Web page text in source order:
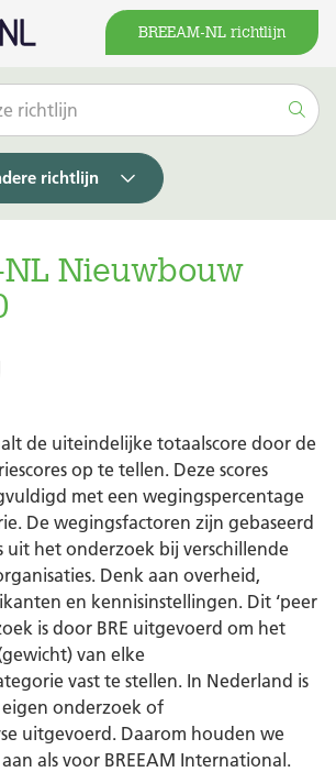
BREEAM-NL richtlijn
richtlijn
NL Nieuwbouw
de uiteindelijke totaalscore door de
op te tellen. Deze scores
met een wegingspercentage
De wegingsfactoren zijn gebaseerd
uit het onderzoek bij verschillende
Denk aan overheid,
en kennisinstellingen. Dit ‘peer
is door BRE uitgevoerd om het
van elke
vast te stellen. In Nederland is
onderzoek of
uitgevoerd. Daarom houden we
als voor BREEAM International.